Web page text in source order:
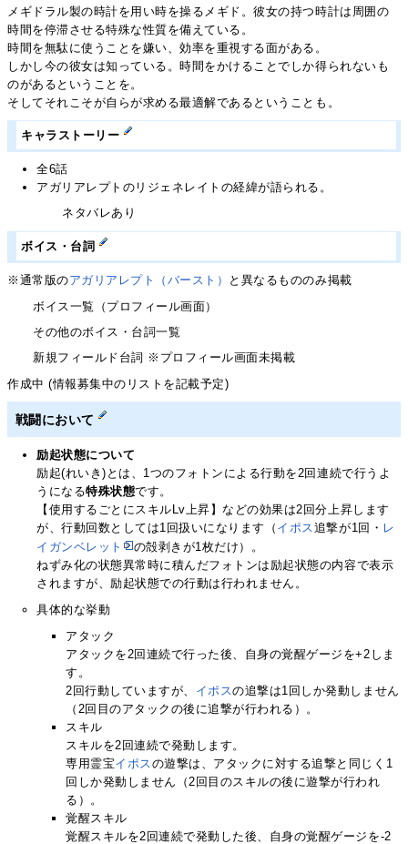
メギドラル製の時計を用い時を操るメギド。彼女の持つ時計は周囲の
時間を停滞させる特殊な性質を備えている。
時間を無駄に使うことを嫌い、効率を重視する面がある。
しかし今の彼女は知っている。時間をかけることでしか得られないも
のがあるということを。
そしてそれこそが自らが求める最適解であるということも。
キャラストーリー
全6話
アガリアレプトのリジェネレイトの経緯が語られる。
ネタバレあり
ボイス・台詞
※通常版のアガリアレプト（バースト）
と異なるもののみ掲載
ボイス一覧（プロフィール画面）
その他のボイス・台詞一覧
新規フィールド台詞 ※プロフィール画面未掲載
作成中 (情報募集中のリストを記載予定)
戦闘において
励起状態について
励起(れいき)とは、1つのフォトンによる行動を2回連続で行うよ
うになる特殊状態です。
【使用するごとにスキルLv上昇】などの効果は2回分上昇します
が、行動回数としては1回扱いになります（ イポス 追撃が1回・ レ
イガンベレット
の殻剥きが1枚だけ）。
ねずみ化の状態異常時に積んだフォトンは励起状態の内容で表示
されますが、励起状態での行動は行われません。
具体的な挙動
アタック
アタックを2回連続で行った後、自身の覚醒ゲージを+2しま
す。
2回行動していますが、 イポスの追撃は1回しか発動しません
（2回目のアタックの後に追撃が行われる）。
スキル
スキルを2回連続で発動します。
専用霊宝イポス の遊撃は、アタックに対する追撃と同じく1
回しか発動しません（2回目のスキルの後に遊撃が行われ
る）。
覚醒スキル
覚醒スキルを2回連続で発動した後、自身の覚醒ゲージを-2